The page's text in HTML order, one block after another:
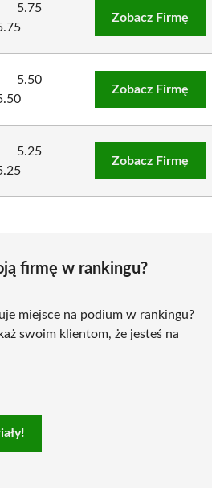
5.75
Zobacz Firmę
5.50
Zobacz Firmę
5.25
Zobacz Firmę
firmę w rankingu?
miejsce na podium w rankingu?
swoim klientom, że jesteś na